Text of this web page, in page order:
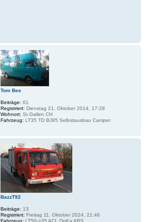
Tom Bee
Beiträge: 61
Registriert: Dienstag 21. Oktober 2014, 17:28
Wohnort: St.Gallen CH
Fahrzeug: LT35 TD BJ95 Selbstausbau Camper
BazzT92
Beiträge: 13
Registriert: Freitag 11. Oktober 2024, 21:46
Fahrzeug: LT50->35 ACL DoKa ABS